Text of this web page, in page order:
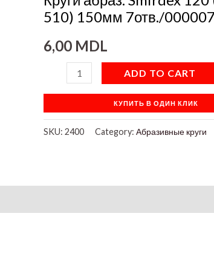
510) 150мм 7отв./
6,00 MDL
150мм
quantity
ADD TO CART
КУПИТЬ В ОДИН КЛИК
SKU:2400 Category:Абразивные круги